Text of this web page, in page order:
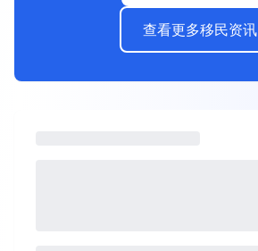
查看更多移民资讯